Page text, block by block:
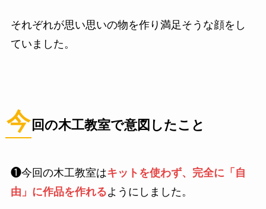
それぞれが思い思いの物を作り満足そうな顔をし
ていました。
今 回の木工教室で意図したこと
❶今回の木工教室はキットを使わず、完全に「自
由」に作品を作れるようにしました。